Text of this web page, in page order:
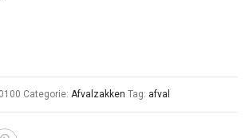
Categorie: Afvalzakken Tag: afval